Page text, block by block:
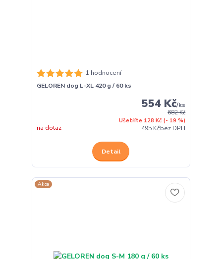
1 hodnocení
GELOREN dog L-XL 420 g / 60 ks
682 Kč
Ušetříte 128 Kč (- 19 %)
554 Kč/ks
495 Kčbez DPH
na dotaz
Detail
Akce